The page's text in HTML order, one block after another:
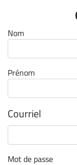
ET
JURISTES
Offres
Formation
Continue
Métiers
Scoop?
Nom
Prénom
Courriel
Mot de passe